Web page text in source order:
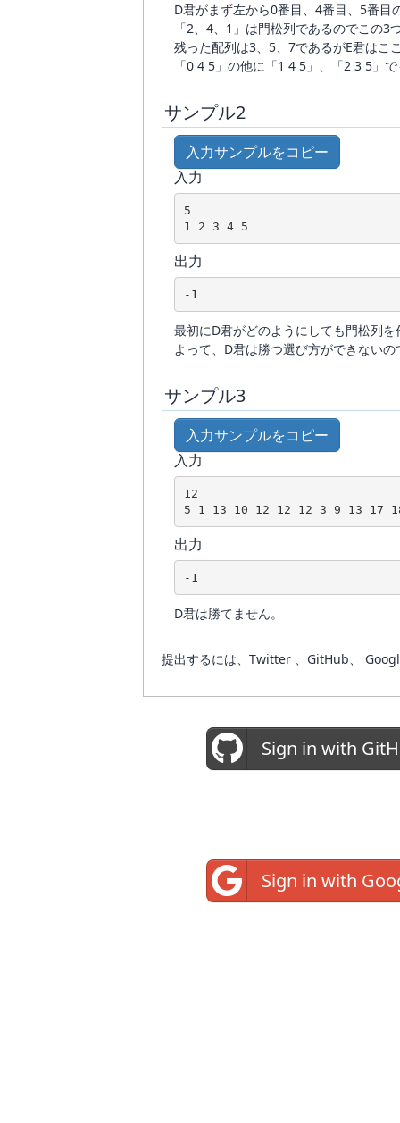
D君がまず左から0番目、4番目、5番目
「2、4、1」は門松列であるのでこの3
残った配列は3、5、7であるがE君はこ
「0 4 5」の他に「1 4 5」、「2 3 5」
サンプル2
入力サンプルをコピー
入力
5
1 2 3 4 5
出力
-1
最初にD君がどのようにしても門松列
よって、D君は勝つ選び方ができない
サンプル3
入力サンプルをコピー
入力
12
5 1 13 10 12 12 12 3 9 13 17
出力
-1
D君は勝てません。
提出するには、Twitter 、GitHub、
Sign in with
Sign in with